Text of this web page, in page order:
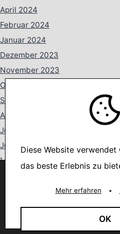
April 2024
Februar 2024
Januar 2024
Dezember 2023
November 2023
Oktober 2023
September 2023
August 2023
Juli 2023
Juni 2023
Mai 2023
Februar 2023
Diese Website verwendet
das beste Erlebnis zu
Mehr erfahren •
OK
Wir verwenden Cookies, um dir
You can find out more about